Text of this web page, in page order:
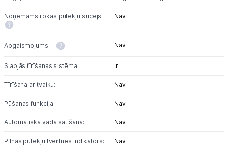
Noņemams rokas putekļu sūcējs: Nav
Apgaismojums: Nav
Slapjās tīrīšanas sistēma: Ir
Tīrīšana ar tvaiku: Nav
Pūšanas funkcija: Nav
Automātiska vada satīšana: Nav
Pilnas putekļu tvertnes indikators: Nav